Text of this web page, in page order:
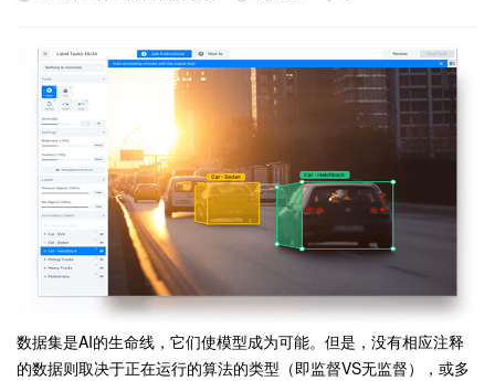
数据集是AI的生命线，它们使模型成为可能。但是，没有相应注释
的数据则取决于正在运行的算法的类型（即监督VS无监督），或多